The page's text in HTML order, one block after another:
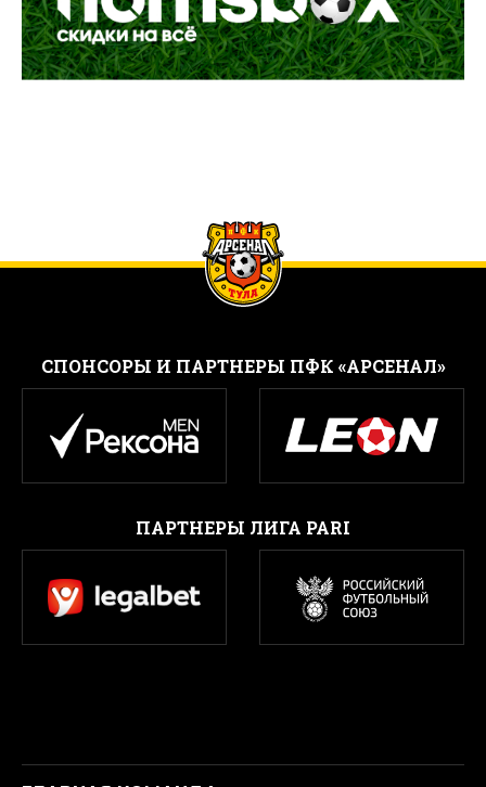
CПОНСОРЫ И ПАРТНЕРЫ ПФК «АРСЕНАЛ»
ПАРТНЕРЫ ЛИГА PARI